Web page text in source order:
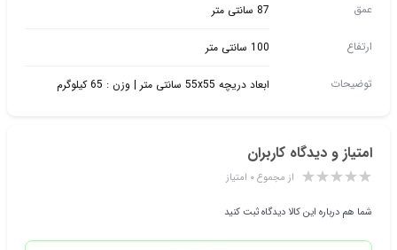
عمق 87 سانتی متر
ارتفاع 100 سانتی متر
توضیحات ابعاد دریچه 55x55 سانتی متر | وزن : 65 کیلوگرم
امتیاز و دیدگاه کاربران
از مجموع ۰ امتیاز
شما هم درباره این کالا دیدگاه ثبت کنید